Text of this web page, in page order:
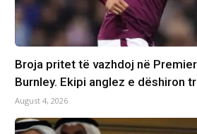
Broja pritet të vazhdoj në
Burnley. Ekipi anglez e dëshiron
August 4, 2026